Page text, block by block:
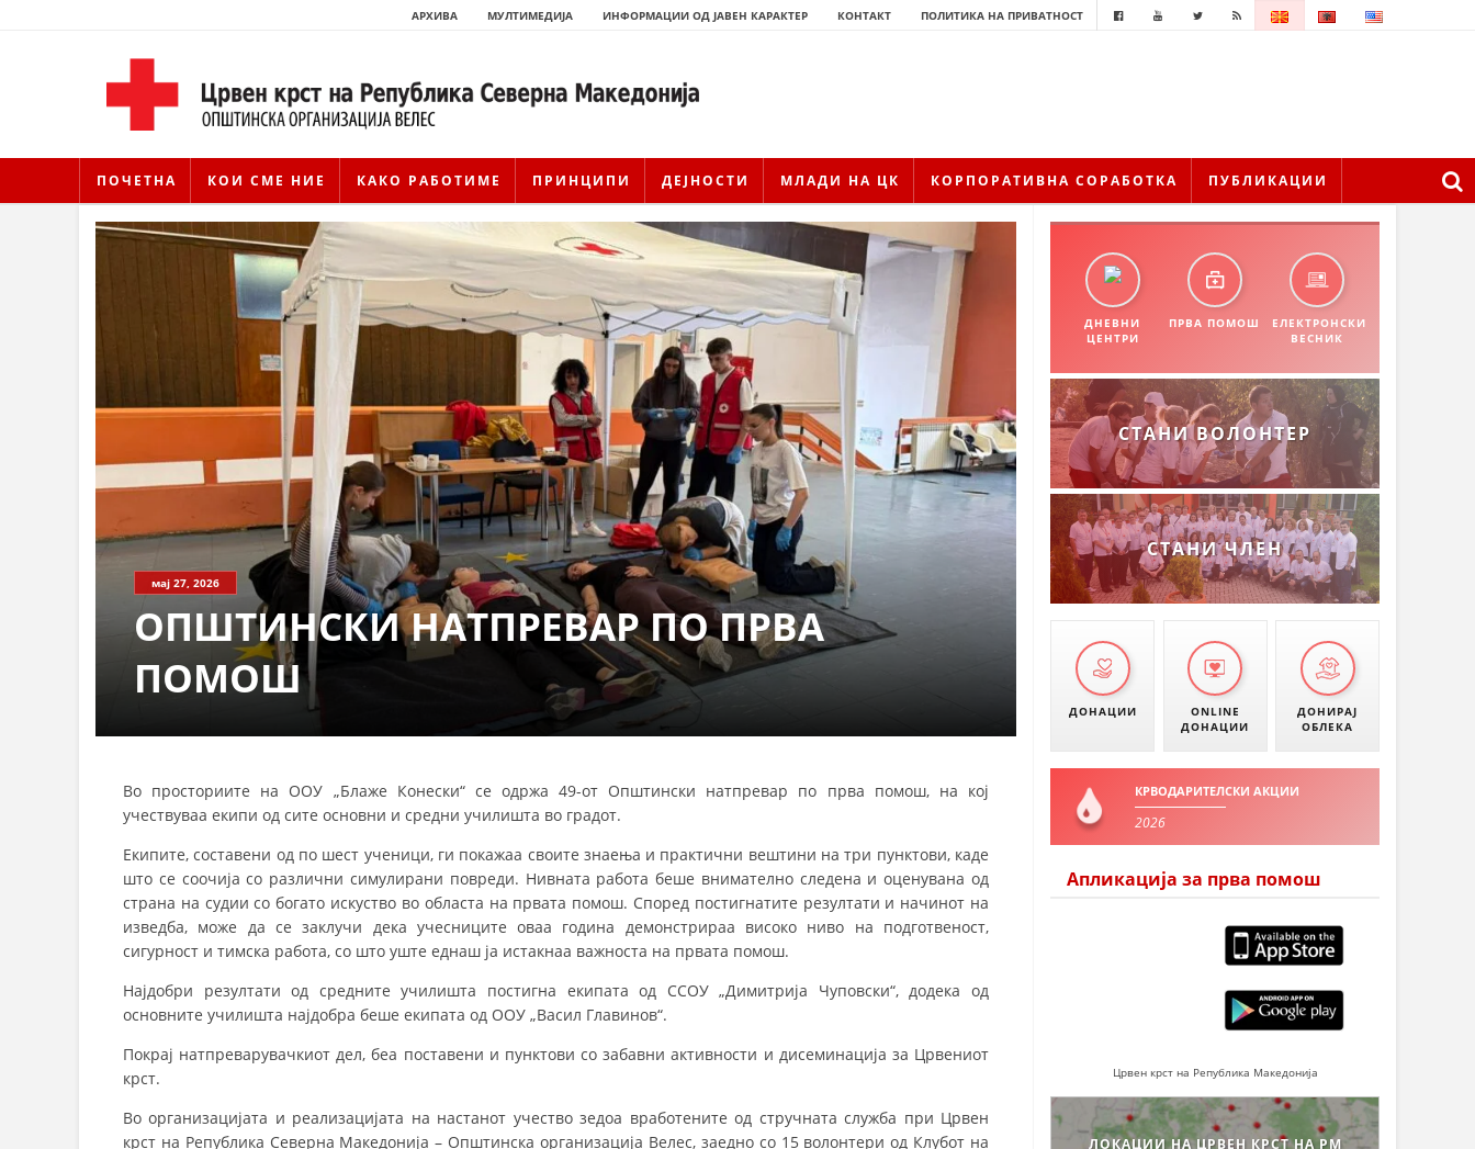
АРХИВА МУЛТИМЕДИЈА ИНФОРМАЦИИ ОД ЈАВЕН КАРАКТЕР КОНТАКТ ПОЛИТИКА НА ПРИВАТНОСТ
ПОЧЕТНА КОИ СМЕ НИЕ КАКО РАБОТИМЕ ПРИНЦИПИ ДЕЈНОСТИ МЛАДИ НА ЦК КОРПОРАТИВНА СОРАБОТКА ПУБЛИКАЦИИ
ИСТОРИЈАТ НА ЦКРМ
ИСТОРИЈАТ НА ДВИЖЕЊЕТО
СТРУКТУРА НА ОРГАНИЗАЦИЈАТА
КОНТАКТ ИНФОРМАЦИИ
ЧЛЕНСТВО ВО ПРОФЕСИОНАЛНИ ТЕЛА
ЗАКОН ЗА ЦКРМ
ОРГАНИЗАЦИЈА И РАЗВОЈ
СОБРАНИЕ
MЕЃУНАРОДНО ХУМАНИТАРНО ПРАВО
мај 27, 2026
ОПШТИНСКИ НАТПРЕВАР ПО ПРВА
ПОМОШ
Во просториите на ООУ „Блаже Конески“ се одржа 49-от Општински натпревар по прва помош, на кој
учествуваа екипи од сите основни и средни училишта во градот.
Екипите, составени од по шест ученици, ги покажаа своите знаења и практични вештини на три пунктови, каде
што се соочија со различни симулирани повреди. Нивната работа беше внимателно следена и оценувана од
страна на судии со богато искуство во областа на првата помош. Според постигнатите резултати и начинот на
изведба, може да се заклучи дека учесниците оваа година демонстрираа високо ниво на подготвеност,
сигурност и тимска работа, со што уште еднаш ја истакнаа важноста на првата помош.
Најдобри резултати од средните училишта постигна екипата од ССОУ „Димитрија Чуповски“, додека од
основните училишта најдобра беше екипата од ООУ „Васил Главинов“.
Покрај натпреварувачкиот дел, беа поставени и пунктови со забавни активности и дисеминација за Црвениот
крст.
Во организацијата и реализацијата на настанот учество зедоа вработените од стручната служба при Црвен
крст на Република Северна Македонија – Општинска организација Велес, заедно со 15 волонтери од Клубот на
ДНЕВНИ
ЦЕНТРИ
ПРВА ПОМОШ
ЕЛЕКТРОНСКИ
ВЕСНИК
СТАНИ ВОЛОНТЕР
СТАНИ ЧЛЕН
ДОНАЦИИ
ONLINE
ДОНАЦИИ
ДОНИРАЈ
ОБЛЕКА
КРВОДАРИТЕЛСКИ АКЦИИ
2026
Апликација за прва помош
Црвен крст на Република Македонија
ЛОКАЦИИ НА ЦРВЕН КРСТ НА РМ